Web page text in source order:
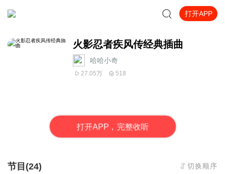
打开APP
火影忍者疾风传经典插曲
哈哈小奇
27.05万 518
打开APP，完整收听
节目(24) 切换顺序